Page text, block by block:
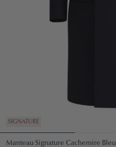
SIGNATURE
Manteau Signature Cachemire Bleu